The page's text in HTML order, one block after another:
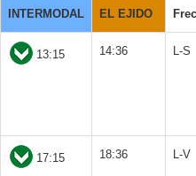
INTERMODAL
EL EJIDO
13:15 14:36 L-S
17:15 18:36 L-V